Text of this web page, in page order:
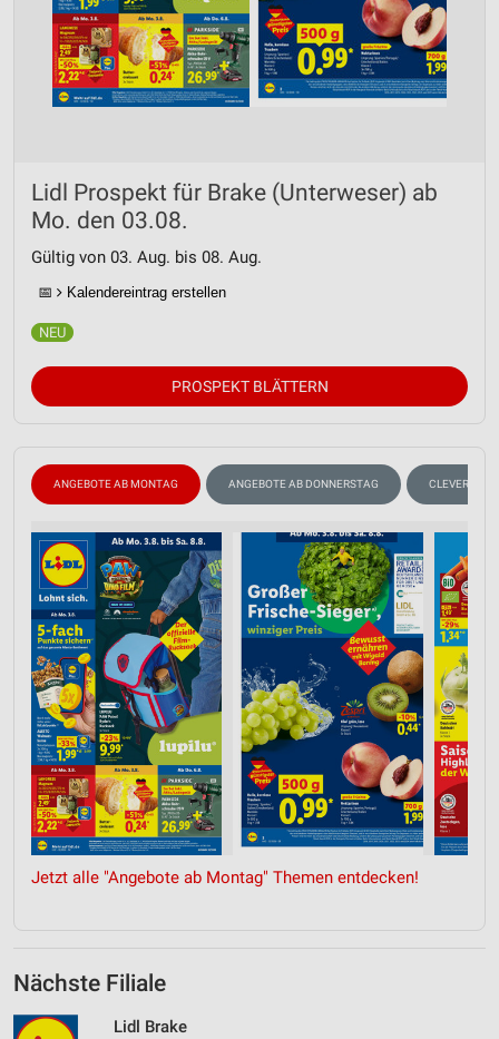
Lidl Prospekt für Brake (Unterweser) ab
Mo. den 03.08.
Gültig von 03. Aug. bis 08. Aug.
📅 Kalendereintrag erstellen
PROSPEKT BLÄTTERN
ANGEBOTE AB MONTAG ANGEBOTE AB DONNERSTAG CLEVER
Jetzt alle "Angebote ab Montag" Themen entdecken!
Nächste Filiale
Lidl Brake